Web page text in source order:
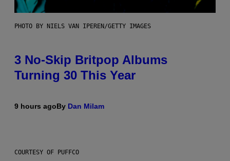
PHOTO BY NIELS VAN IPEREN/GETTY IMAGES
3 No-Skip Britpop Albums
Turning 30 This Year
9 hours agoBy Dan Milam
COURTESY OF PUFFCO